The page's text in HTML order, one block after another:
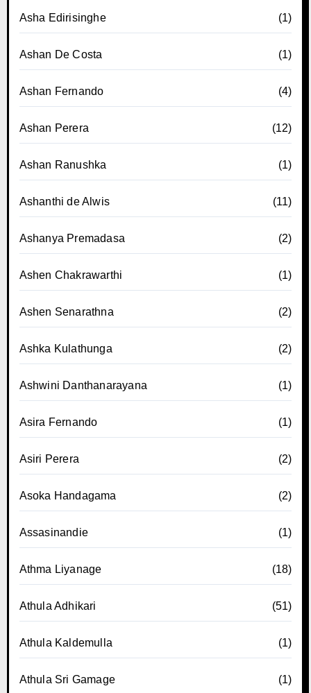
Asha Edirisinghe (1)
Ashan De Costa (1)
Ashan Fernando (4)
Ashan Perera (12)
Ashan Ranushka (1)
Ashanthi de Alwis (11)
Ashanya Premadasa (2)
Ashen Chakrawarthi (1)
Ashen Senarathna (2)
Ashka Kulathunga (2)
Ashwini Danthanarayana (1)
Asira Fernando (1)
Asiri Perera (2)
Asoka Handagama (2)
Assasinandie (1)
Athma Liyanage (18)
Athula Adhikari (51)
Athula Kaldemulla (1)
Athula Sri Gamage (1)